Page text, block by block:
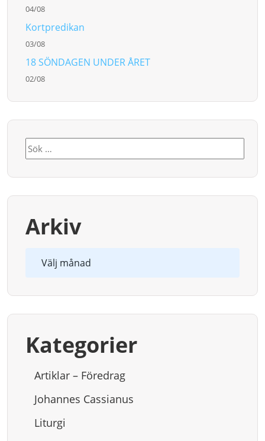
04/08
Kortpredikan
03/08
18 SÖNDAGEN UNDER ÅRET
02/08
Sök
efter:
Arkiv
Kategorier
Artiklar – Föredrag
Johannes Cassianus
Liturgi